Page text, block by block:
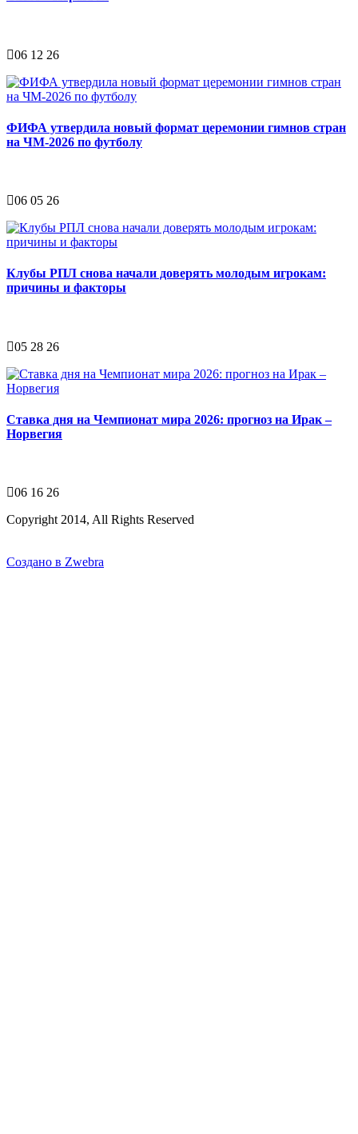
06 12 26
ФИФА утвердила новый формат церемонии гимнов стран
на ЧМ-2026 по футболу
06 05 26
Клубы РПЛ снова начали доверять молодым игрокам:
причины и факторы
05 28 26
Ставка дня на Чемпионат мира 2026: прогноз на Ирак –
Норвегия
06 16 26
Copyright 2014, All Rights Reserved
Создано в Zwebra